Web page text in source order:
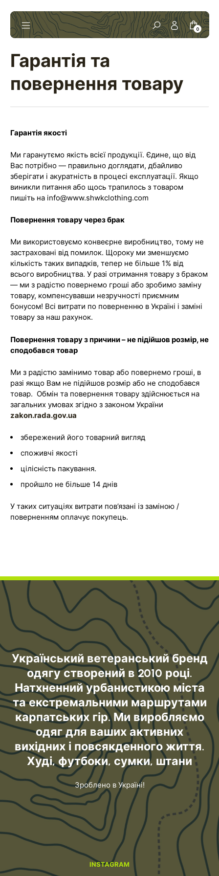
contentMobile
Menu
SHWKCLOTHING Шукати:
Go
To
Toggle
0
Гарантія та
повернення товару
Гарантія якості
Ми гаранутємо якість всієї продукції. Єдине, що від
Вас потрібно — правильно доглядати, дбайливо
зберігати і акуратність в процесі експлуатації. Якщо
виникли питання або щось трапилось з товаром
пишіть на info@www.shwkclothing.com
Повернення товару через брак
Ми використовуємо конвеєрне виробництво, тому не
застраховані від помилок. Щороку ми зменшуємо
кількість таких випадків, тепер не більше 1% від
всього виробництва. У разі отримання товару з браком
— ми з радістю повернемо гроші або зробимо заміну
товару, компенсувавши незручності приємним
бонусом! Всі витрати по поверненню в Україні і заміні
товару за наш рахунок.
Повернення товару з причини – не підійшов розмір, не
сподобався товар
Ми з радістю замінимо товар або повернемо гроші, в
разі якщо Вам не підійшов розмір або не сподобався
товар. Обмін та повернення товару здійснюється на
загальних умовах згідно з законом України
zakon.rada.gov.ua
збережений його товарний вигляд
споживчі якості
цілісність пакування.
пройшло не більше 14 днів
У таких ситуаціях витрати пов’язані із заміною /
поверненням оплачує покупець.
Український ветеранський бренд
одягу створений в 2010 році.
Натхненний урбанистикою міста
та екстремальними маршрутами
карпатських гір. Ми виробляємо
одяг для ваших активних
вихідних і повсякденного життя.
Худі, футбоки, сумки, штани
Зроблено в Україні!
INSTAGRAM